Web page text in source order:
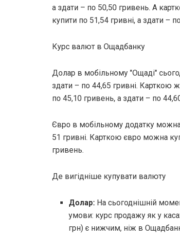
а здати – по 50,50 гривень. А
купити по 51,54 гривні, а здати –
Курс валют в Ощадбанку
Долар в мобільному "Ощаді"
здати – по 44,65 гривні.
по 45,10 гривень, а здати – по
Євро в мобільному додатку можна
51 гривні. Карткою євро можна
гривень.
Де вигідніше купувати валюту
Долар: На сьогоднішній
умови: курс продажу як у
грн) є нижчим, ніж в